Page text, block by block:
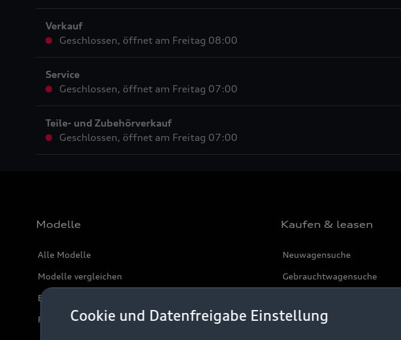
Cookie und Datenfreigabe Einstellung
Verkauf
Geschlossen, öffnet am Freitag 08:00
Service
Geschlossen, öffnet am Freitag 07:00
Teile- und Zubehörverkauf
Geschlossen, öffnet am Freitag 07:00
Modelle
Alle Modelle
Modelle vergleichen
Elektromodelle
Plug-in-Hybride
Kaufen & leasen
Neuwagensuche
Gebrauchtwagensuche
Finanzierung